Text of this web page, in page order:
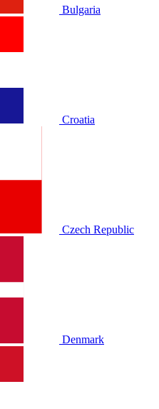
Bulgaria
Croatia
Czech Republic
Denmark